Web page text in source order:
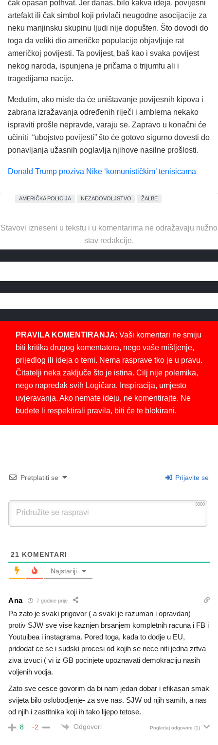
čak opasan pothvat. Jer danas, bilo kakva ideja, povijesni
artefakt ili čak simbol koji privlači neugodne asocijacije za
neku manjinsku skupinu ljudi nije dopušten. Što dovodi do
toga da veliki dio američke populacije objavljuje rat
američkoj povijesti. Ta povijest, baš kao i svaka povijest
nekog naroda, ispunjena je pričama o trijumfu ali i
tragedijama nacije.
Međutim, ako misle da će uništavanje povijesnih kipova i
zabrana izražavanja određenih riječi i amblema nekako
ispraviti prošle nepravde, varaju se. Zapravo u konačni će
učiniti “ubojstvo povijesti” što će gotovo sigurno dovesti do
ponavljanja užasnih poglavlja njihove nasilne prošlosti.
Donald Trump proziva Nike ‘komunističkim’ tenisicama
AMERIČKA POLICIJA NEZADOVOLJSTVO ŽALBE
Stavovi izneseni u tekstu i u komentarima ne odražavaju nužno
stav redakcije.
PRAVILA KOMENTIRANJA: Vaši komentari ne smiju
biti kritika drugog komentatora, nego vaše mišljenje,
prijedlog ili ideja o temi. Nema rasprave tko je u pravu.
Čitatelji neka zaključe što je istina. Cilj nije polemika,
nego napredak svih Logičara. Inspiracija, umjesto
uvjeravanja. Ako nemate ideju, ne komentirajte. Ne
budete li respektirali pravila, biti će te blokirani.
Pretplatiti se Prijavite se
3000
21 KOMENTARI
Najstariji
Ana 7 godine prije
Pa zato je svaki prigovor ( a svaki je razuman i opravdan)
protiv SJW sve vise kaznjen brsanjem kompletnih racuna i FB i
Youtuibea i instagrama. Pored toga, kada to dodje u EU,
pridodat ce se i sudski procesi od kojih se nece niti jedna zrtva
ziva izvuci ( vi iz GB pocinjete upoznavati demokraciju nasih
voljenih vodja.
Zato sve cesce govorim da bi nam jedan dobar i efikasan smak
svijeta bilo oslobodjenje- za sve nas. SJW od njih samih, a nas
od njih i zastitnika koji ih tako lijepo tetose.
8 -2 Odgovori Pogledaj odgovore (1)